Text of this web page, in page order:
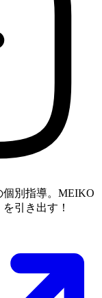
個別指導。MEIKO
引き出す！